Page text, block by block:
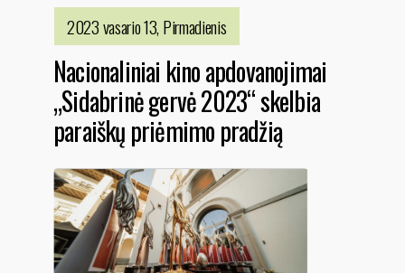
„SIDABRINĖ GERVĖ 2023“ SKELBIA
PARAIŠKŲ PRIĖMIMO PRADŽIĄ
2023 vasario 13, Pirmadienis
Nacionaliniai kino apdovanojimai
„Sidabrinė gervė 2023“ skelbia
paraiškų priėmimo pradžią